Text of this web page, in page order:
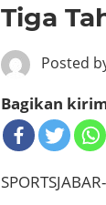
Tiga
Posted
Bagikan